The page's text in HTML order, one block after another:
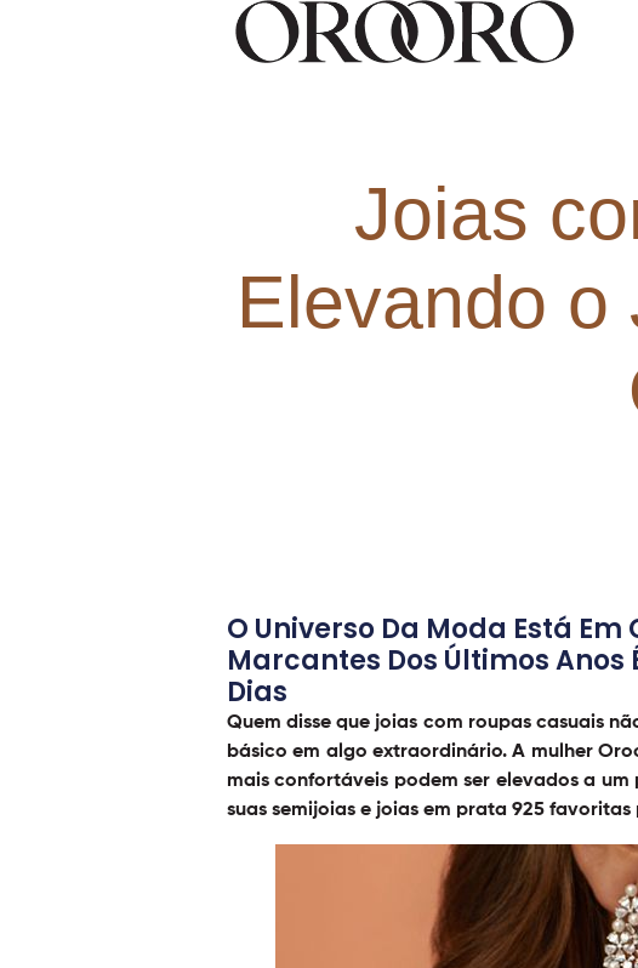
Joias
Elevando o
O Universo Da Moda Está
Marcantes Dos Últimos Anos
Dias
Quem disse que joias com roupas casuais
básico em algo extraordinário. A mulher
mais confortáveis podem ser elevados a
suas semijoias e joias em prata 925